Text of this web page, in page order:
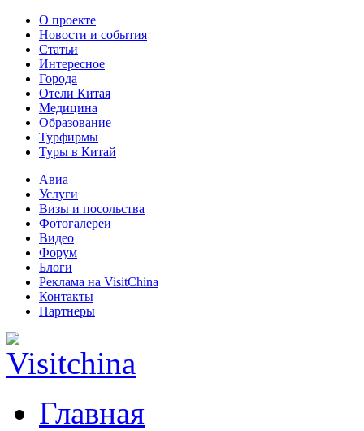
О проекте
Новости и события
Статьи
Интересное
Города
Отели Китая
Медицина
Образование
Турфирмы
Туры в Китай
Авиа
Услуги
Визы и посольства
Фотогалереи
Видео
Форум
Блоги
Реклама на VisitChina
Контакты
Партнеры
Главная